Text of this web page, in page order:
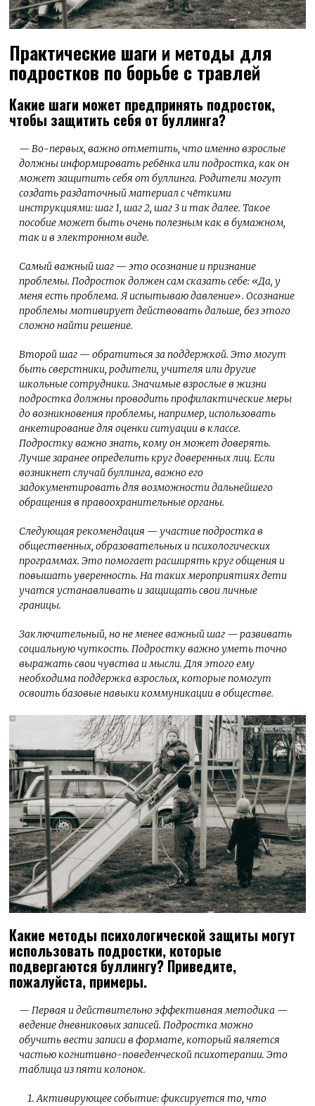
Практические шаги и методы для
подростков по борьбе с травлей
Какие шаги может предпринять подросток,
чтобы защитить себя от буллинга?
— Во-первых, важно отметить, что именно взрослые
должны информировать ребёнка или подростка, как он
может защитить себя от буллинга. Родители могут
создать раздаточный материал с чёткими
инструкциями: шаг 1, шаг 2, шаг 3 и так далее. Такое
пособие может быть очень полезным как в бумажном,
так и в электронном виде.
Самый важный шаг — это осознание и признание
проблемы. Подросток должен сам сказать себе: «Да, у
меня есть проблема. Я испытываю давление». Осознание
проблемы мотивирует действовать дальше, без этого
сложно найти решение.
Второй шаг — обратиться за поддержкой. Это могут
быть сверстники, родители, учителя или другие
школьные сотрудники. Значимые взрослые в жизни
подростка должны проводить профилактические меры
до возникновения проблемы, например, использовать
анкетирование для оценки ситуации в классе.
Подростку важно знать, кому он может доверять.
Лучше заранее определить круг доверенных лиц. Если
возникнет случай буллинга, важно его
задокументировать для возможности дальнейшего
обращения в правоохранительные органы.
Следующая рекомендация — участие подростка в
общественных, образовательных и психологических
программах. Это помогает расширять круг общения и
повышать уверенность. На таких мероприятиях дети
учатся устанавливать и защищать свои личные
границы.
Заключительный, но не менее важный шаг — развивать
социальную чуткость. Подростку важно уметь точно
выражать свои чувства и мысли. Для этого ему
необходима поддержка взрослых, которые помогут
освоить базовые навыки коммуникации в обществе.
Какие методы психологической защиты могут
использовать подростки, которые
подвергаются буллингу? Приведите,
пожалуйста, примеры.
— Первая и действительно эффективная методика —
ведение дневниковых записей. Подростка можно
обучить вести записи в формате, который является
частью когнитивно-поведенческой психотерапии. Это
таблица из пяти колонок.
Активирующее событие: фиксируется то, что